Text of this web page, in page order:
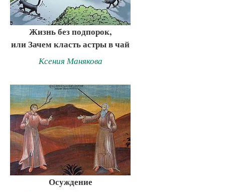
Жизнь без подпорок,
или Зачем класть астры в чай
Ксения Манякова
Осуждение